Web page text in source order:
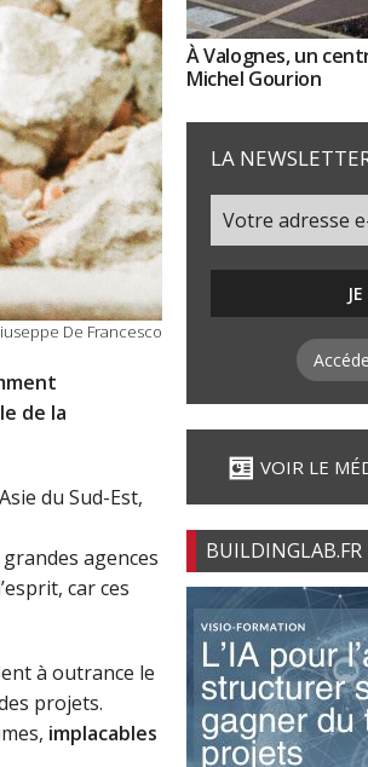
De Francesco
de la
du Sud-Est,
agences
car ces
à outrance le
projets.
implacables
À Valognes, un
Michel Gourion
LA
VOIR LE
BUILDINGLAB.FR